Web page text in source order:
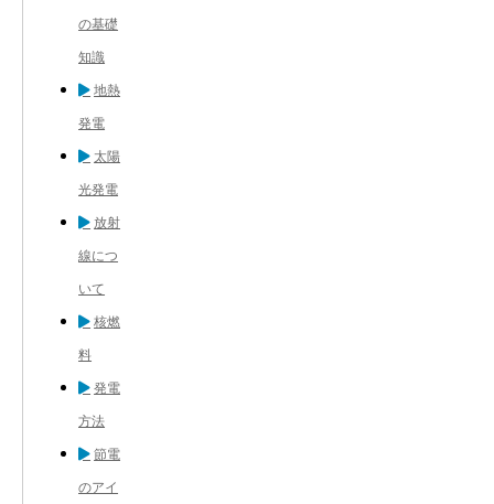
の基礎
知識
地熱
発電
太陽
光発電
放射
線につ
いて
核燃
料
発電
方法
節電
のアイ